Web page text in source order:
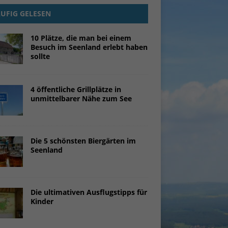
GELESEN
10 Plätze, die man bei einem
Besuch im Seenland erlebt haben
sollte
4 öffentliche Grillplätze in
unmittelbarer Nähe zum See
Die 5 schönsten Biergärten im
Seenland
Die ultimativen Ausflugstipps für
Kinder